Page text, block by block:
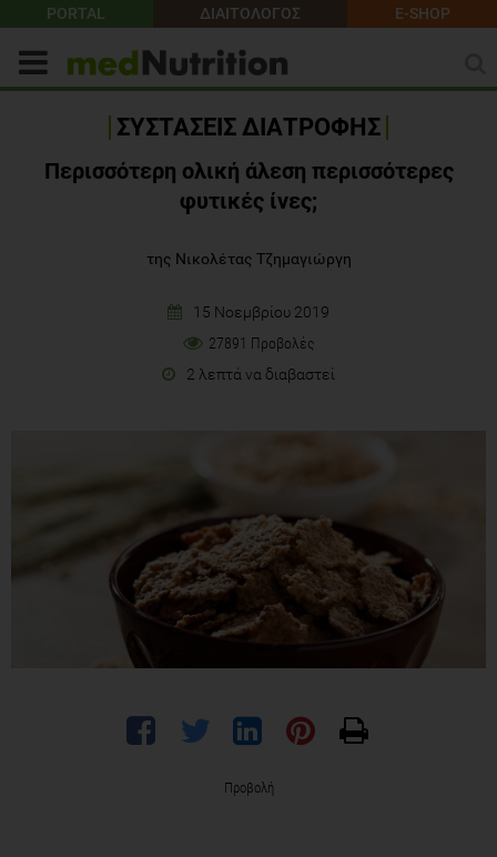
PORTAL ΔΙΑΙΤΟΛΟΓΟΣ E-SHOP
ΣΥΣΤΑΣΕΙΣ ΔΙΑΤΡΟΦΗΣ
Περισσότερη ολική άλεση περισσότερες
φυτικές ίνες;
της Νικολέτας Τζημαγιώργη
15 Νοεμβρίου 2019
27891 Προβολές
2 λεπτά να διαβαστεί
Προβολή